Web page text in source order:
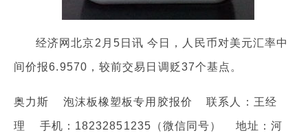
经济网北京2月5日讯 今日，人民币对美元汇率中
间价报6.9570，较前交易日调贬37个基点。
奥力斯 泡沫板橡塑板专用胶报价 联系人：王经
理 手机：18232851235（微信同号） 地址：河